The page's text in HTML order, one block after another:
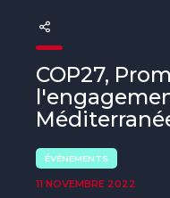
Beyond Plastic Med :
OACIS
Initiative Homme - Faune
The Green Shift Initiative
COP27,
ÉVÉNEMENTS
11 NOVEMBRE 2022